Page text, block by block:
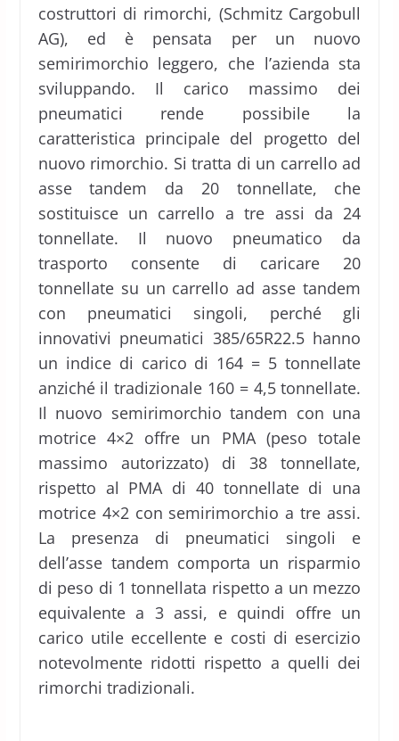
costruttori di rimorchi, (Schmitz Cargobull
AG), ed è pensata per un nuovo
semirimorchio leggero, che l’azienda sta
sviluppando. Il carico massimo dei
pneumatici rende possibile la
caratteristica principale del progetto del
nuovo rimorchio. Si tratta di un carrello ad
asse tandem da 20 tonnellate, che
sostituisce un carrello a tre assi da 24
tonnellate. Il nuovo pneumatico da
trasporto consente di caricare 20
tonnellate su un carrello ad asse tandem
con pneumatici singoli, perché gli
innovativi pneumatici 385/65R22.5 hanno
un indice di carico di 164 = 5 tonnellate
anziché il tradizionale 160 = 4,5 tonnellate.
Il nuovo semirimorchio tandem con una
motrice 4×2 offre un PMA (peso totale
massimo autorizzato) di 38 tonnellate,
rispetto al PMA di 40 tonnellate di una
motrice 4×2 con semirimorchio a tre assi.
La presenza di pneumatici singoli e
dell’asse tandem comporta un risparmio
di peso di 1 tonnellata rispetto a un mezzo
equivalente a 3 assi, e quindi offre un
carico utile eccellente e costi di esercizio
notevolmente ridotti rispetto a quelli dei
rimorchi tradizionali.